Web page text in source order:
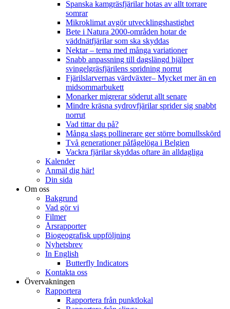
Spanska kamgräsfjärilar hotas av allt torrare
somrar
Mikroklimat avgör utvecklingshastighet
Bete i Natura 2000-områden hotar de
väddnätfjärilar som ska skyddas
Nektar – tema med många variationer
Snabb anpassning till dagslängd hjälper
svingelgräsfjärilens spridning norrut
Fjärilslarvernas värdväxter– Mycket mer än en
midsommarbukett
Monarker migrerar söderut allt senare
Mindre kräsna sydrovfjärilar sprider sig snabbt
norrut
Vad tittar du på?
Många slags pollinerare ger större bomullsskörd
Två generationer påfågelöga i Belgien
Vackra fjärilar skyddas oftare än alldagliga
Kalender
Anmäl dig här!
Din sida
Om oss
Bakgrund
Vad gör vi
Filmer
Årsrapporter
Biogeografisk uppföljning
Nyhetsbrev
In English
Butterfly Indicators
Kontakta oss
Övervakningen
Rapportera
Rapportera från punktlokal